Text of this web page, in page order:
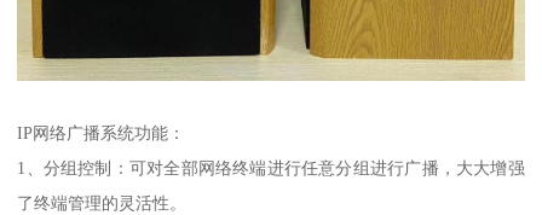
IP网络广播系统功能：
1、分组控制：可对全部网络终端进行任意分组进行广播，大大增强
了终端管理的灵活性。